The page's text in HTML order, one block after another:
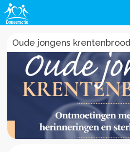
Oude jongens krentenbrood